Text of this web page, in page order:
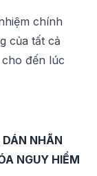
chính
của tất cả
đến lúc
NHÃN
NGUY HIỂM